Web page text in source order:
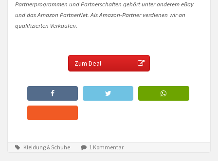
Partnerprogrammen und Partnerschaften gehört unter anderem eBay
und das Amazon PartnerNet. Als Amazon-Partner verdienen wir an
qualifizierten Verkäufen.
Zum Deal
Kleidung & Schuhe 1 Kommentar